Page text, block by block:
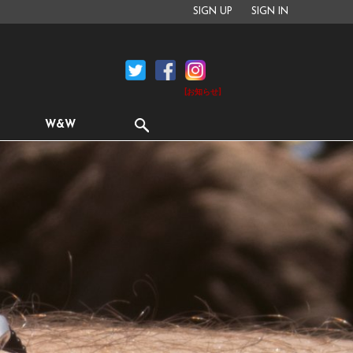
SIGN UP SIGN IN
[お知らせ]
W&W